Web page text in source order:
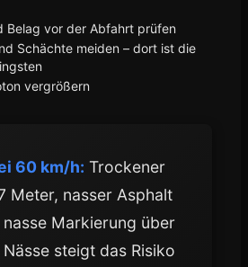
Belag vor der Abfahrt prüfen
Schächte meiden – dort ist die
vergrößern
60 km/h: Trockener
Meter, nasser Asphalt
Markierung über
steigt das Risiko